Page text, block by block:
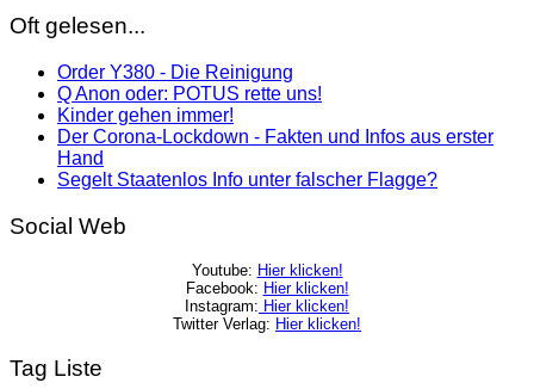
Oft gelesen...
Order Y380 - Die Reinigung
Q Anon oder: POTUS rette uns!
Kinder gehen immer!
Der Corona-Lockdown - Fakten und Infos aus erster
Hand
Segelt Staatenlos Info unter falscher Flagge?
Social Web
Youtube: Hier klicken!
Facebook: Hier klicken!
Instagram: Hier klicken!
Twitter Verlag: Hier klicken!
Tag Liste